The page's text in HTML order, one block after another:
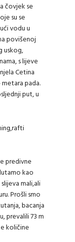
čovjek se
su se
vodu u
povišenoj
uskog,
s lijeve
Cetina
pada.
put, u
predivne
kao
mali,ali
Prošli smo
bacanja
prevalili 73 m
količine